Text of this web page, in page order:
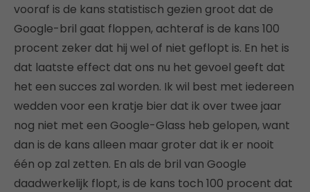
vooraf is de kans statistisch gezien groot dat de
Google-bril gaat floppen, achteraf is de kans 100
procent zeker dat hij wel of niet geflopt is. En het is
dat laatste effect dat ons nu het gevoel geeft dat
het een succes zal worden. Ik wil best met iedereen
wedden voor een kratje bier dat ik over twee jaar
nog niet met een Google-Glass heb gelopen, want
dan is de kans alleen maar groter dat ik er nooit
één op zal zetten. En als de bril van Google
daadwerkelijk flopt, is de kans toch 100 procent dat